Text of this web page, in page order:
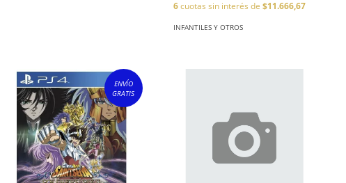
6cuotas sin interés de$11.666,67
INFANTILES Y OTROS
ENVÍO
GRATIS